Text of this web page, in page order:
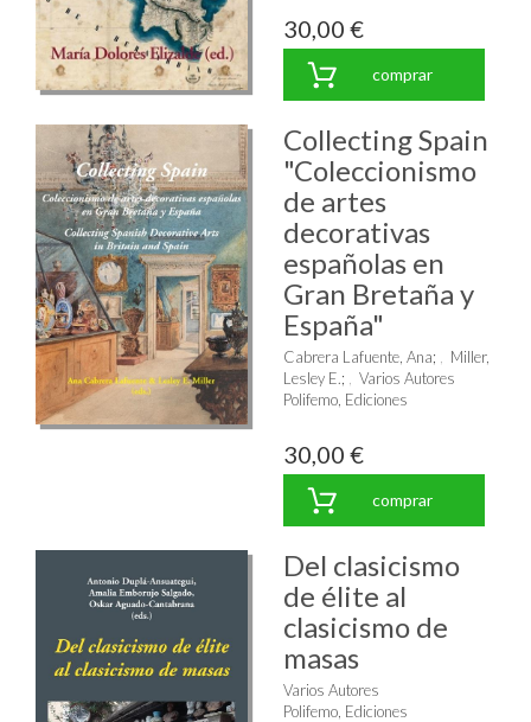
30,00 €
comprar
Collecting Spain
"Coleccionismo
de artes
decorativas
españolas en
Gran Bretaña y
España"
Cabrera Lafuente, Ana;
Miller,
Lesley E.;
Varios Autores
Polifemo, Ediciones
30,00 €
comprar
Del clasicismo
de élite al
clasicismo de
masas
Varios Autores
Polifemo, Ediciones